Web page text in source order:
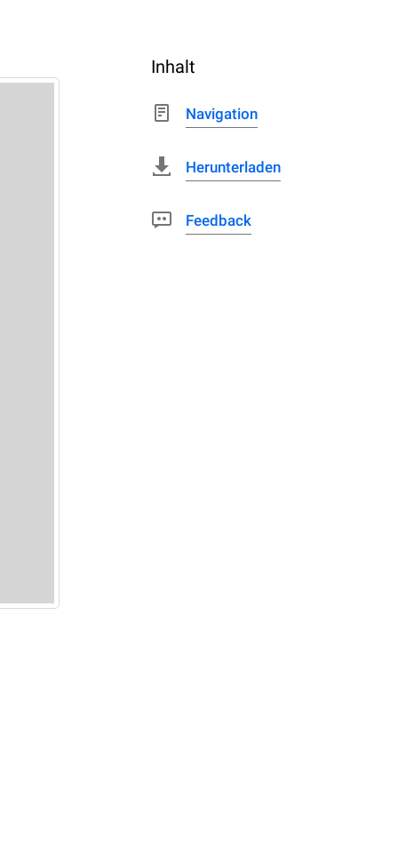
Inhalt
Navigation
Herunterladen
Feedback